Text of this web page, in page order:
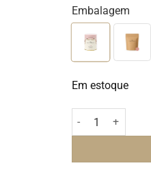
Embalagem
Em estoque
Blend Mamãe -